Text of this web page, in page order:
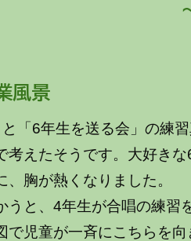
～～～～～
風景
「6年生を送る会」の練
考えたそうです。大好き
胸が熱くなりました。
と、4年生が合唱の練習
で児童が一斉にこちらを